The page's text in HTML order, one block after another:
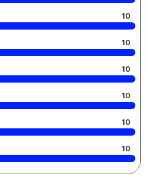
10
10
10
10
10
10